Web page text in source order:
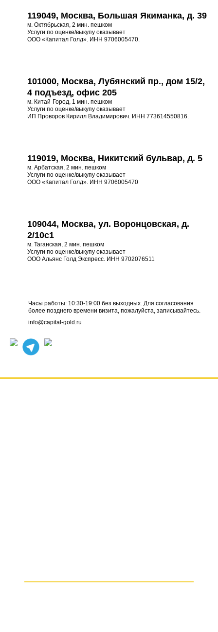
119049, Москва, Большая Якиманка, д. 39
м. Октябрьская, 2 мин. пешком
Услуги по оценке/выкупу оказывает
ООО «Капитал Голд». ИНН 9706005470.
101000, Москва, Лубянский пр., дом 15/2,
4 подъезд, офис 205
м. Китай-Город, 1 мин. пешком
Услуги по оценке/выкупу оказывает
ИП Проворов Кирилл Владимирович. ИНН 773614550816.
119019, Москва, Никитский бульвар, д. 5
м. Арбатская, 2 мин. пешком
Услуги по оценке/выкупу оказывает
ООО «Капитал Голд». ИНН 9706005470
109044, Москва, ул. Воронцовская, д.
2/10с1
м. Таганская, 2 мин. пешком
Услуги по оценке/выкупу оказывает
ООО Альянс Голд Экспресс. ИНН 9702076511
Часы работы: 10:30-19:00 без выходных. Для согласования
более позднего времени визита, пожалуйста, записывайтесь.
info@capital-gold.ru